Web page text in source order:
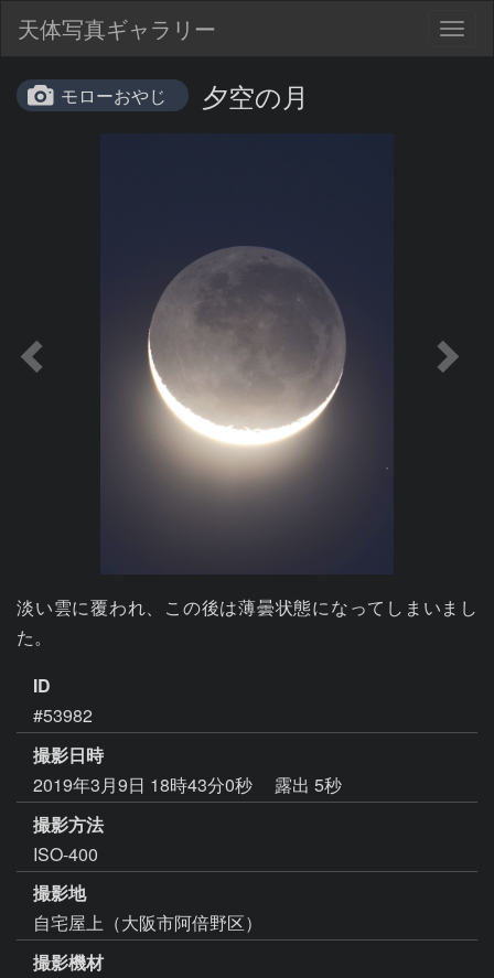
天体写真ギャラリー
モローおやじ 夕空の月
淡い雲に覆われ、この後は薄曇状態になってしまいまし
た。
ID
#53982
撮影日時
2019年3月9日 18時43分0秒
露出 5秒
撮影方法
ISO-400
撮影地
自宅屋上（大阪市阿倍野区）
撮影機材